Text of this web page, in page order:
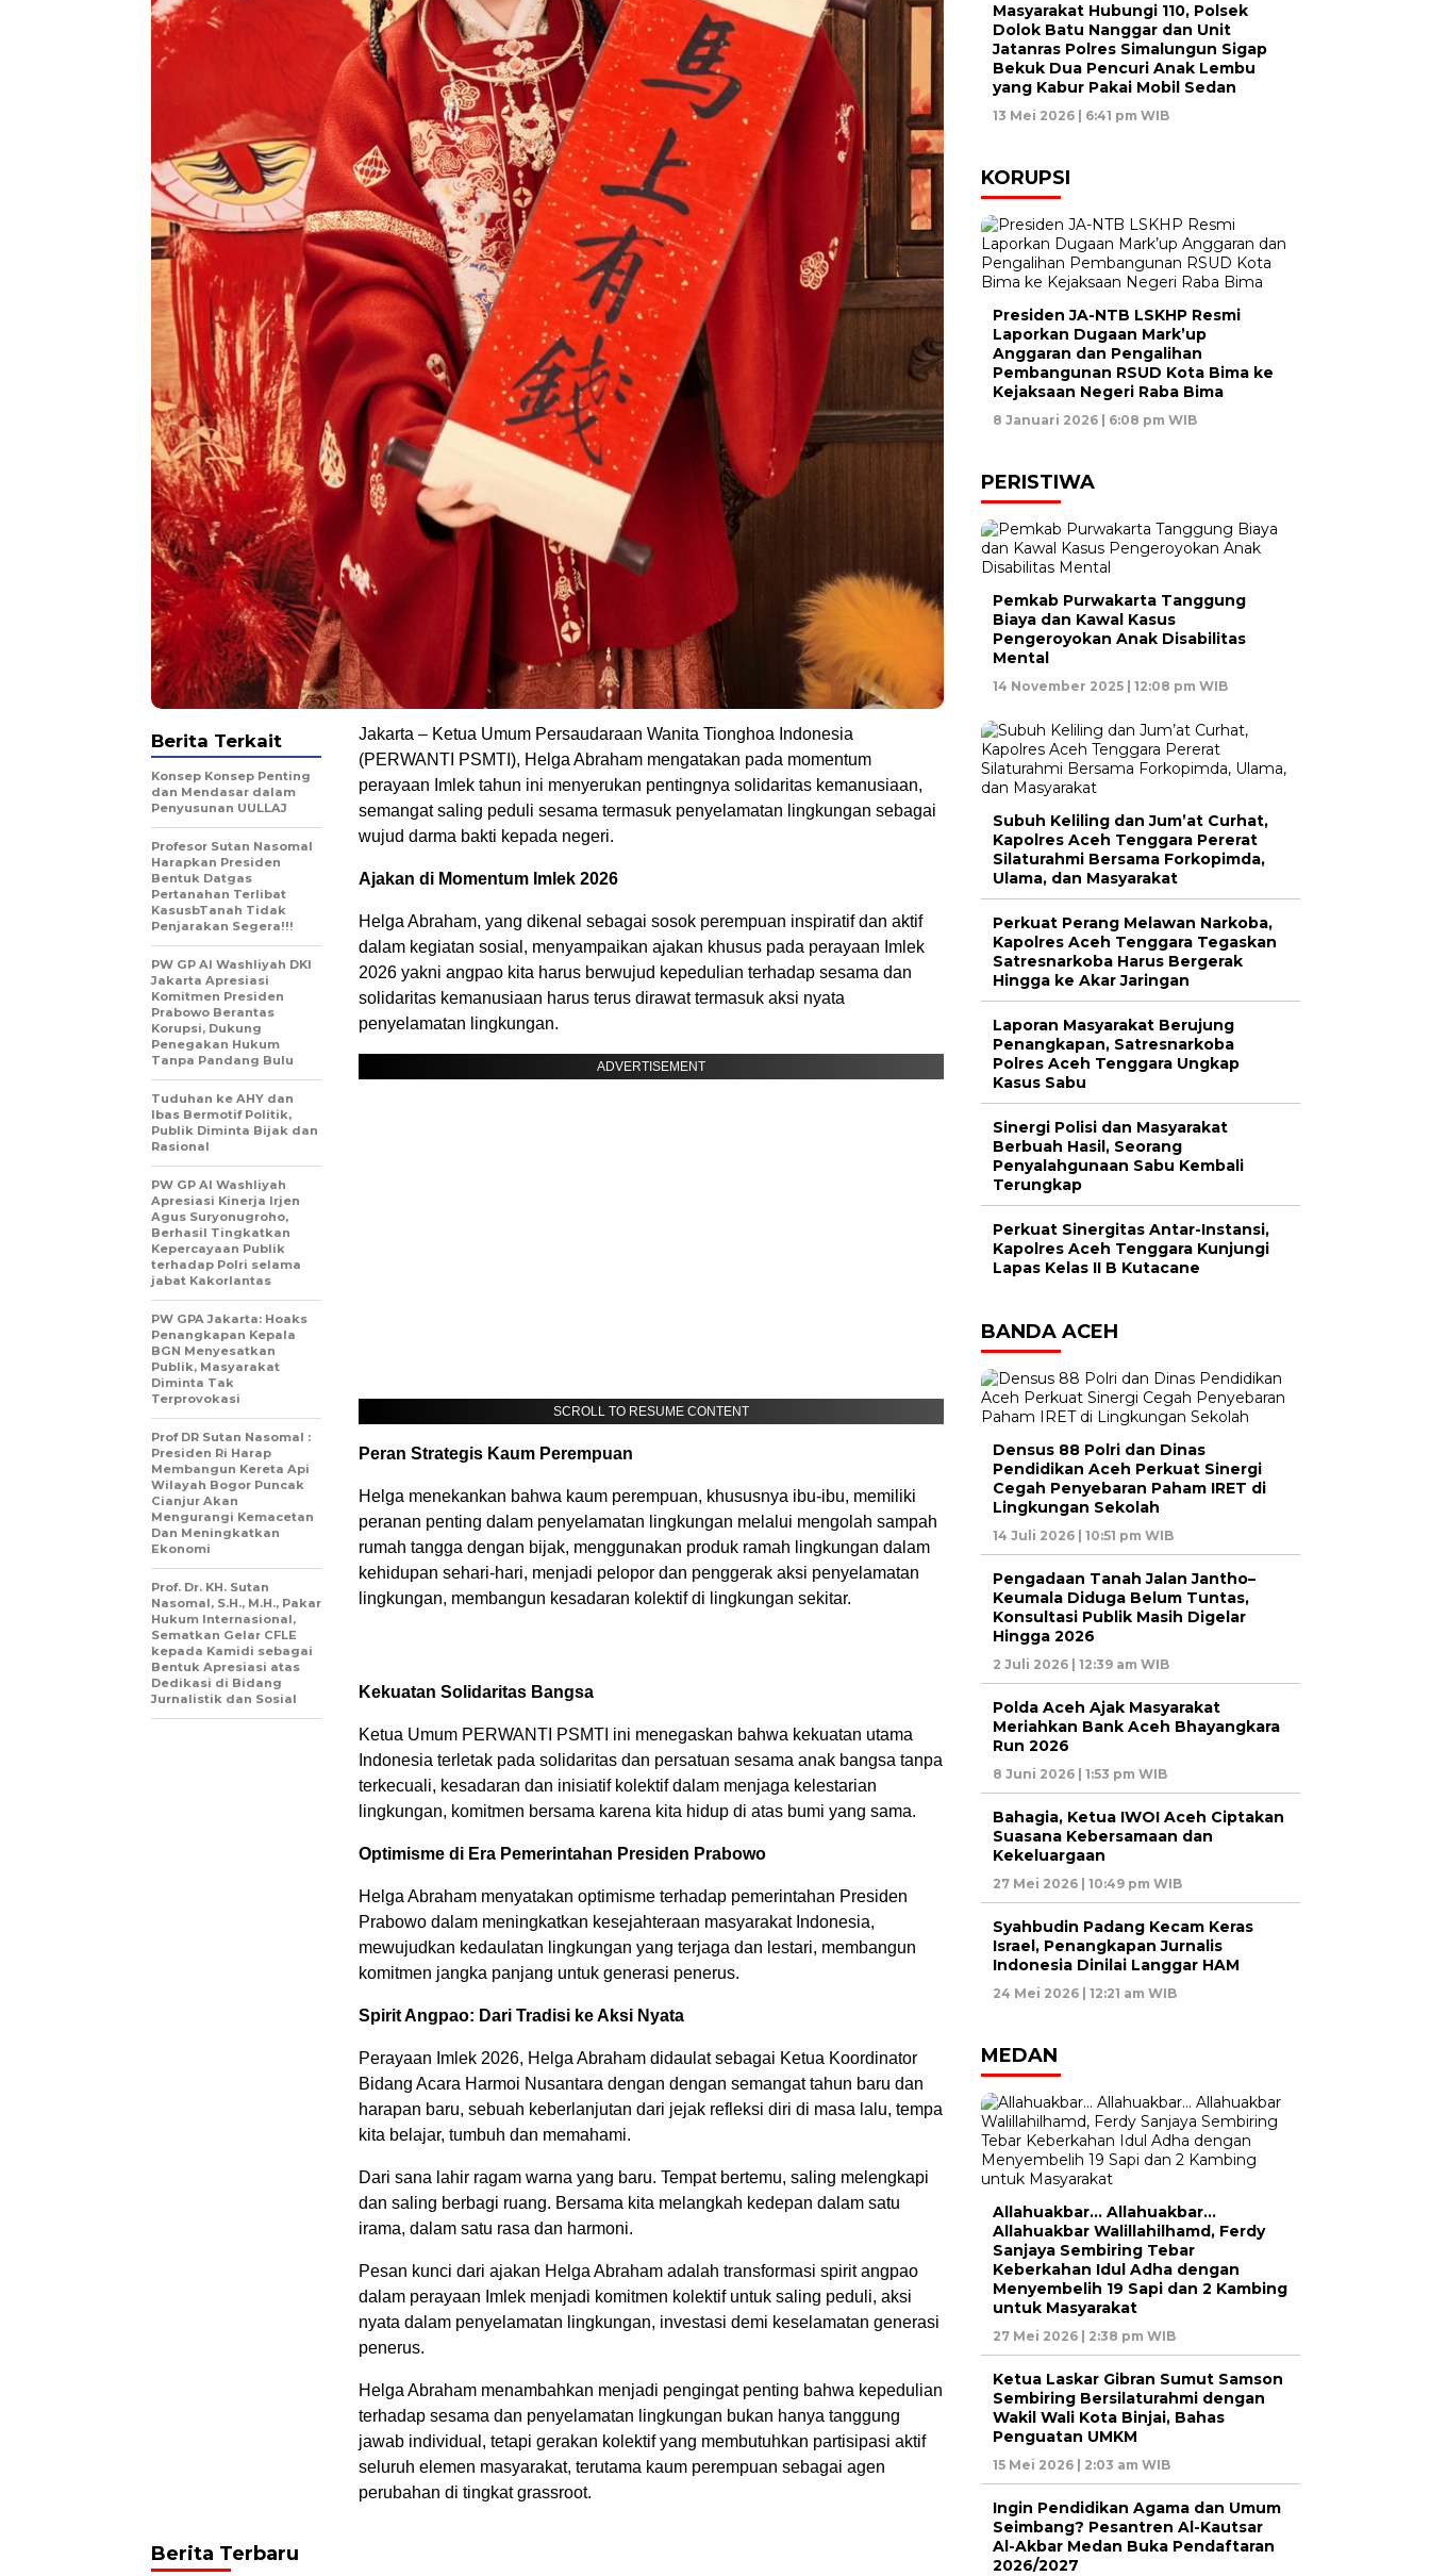
Jakarta – Ketua Umum Persaudaraan Wanita Tionghoa Indonesia
(PERWANTI PSMTI), Helga Abraham mengatakan pada momentum
perayaan Imlek tahun ini menyerukan pentingnya solidaritas kemanusiaan,
semangat saling peduli sesama termasuk penyelamatan lingkungan sebagai
wujud darma bakti kepada negeri.
Ajakan di Momentum Imlek 2026
Helga Abraham, yang dikenal sebagai sosok perempuan inspiratif dan aktif
dalam kegiatan sosial, menyampaikan ajakan khusus pada perayaan Imlek
2026 yakni angpao kita harus berwujud kepedulian terhadap sesama dan
solidaritas kemanusiaan harus terus dirawat termasuk aksi nyata
penyelamatan lingkungan.
ADVERTISEMENT
SCROLL TO RESUME CONTENT
Peran Strategis Kaum Perempuan
Helga menekankan bahwa kaum perempuan, khususnya ibu-ibu, memiliki
peranan penting dalam penyelamatan lingkungan melalui mengolah sampah
rumah tangga dengan bijak, menggunakan produk ramah lingkungan dalam
kehidupan sehari-hari, menjadi pelopor dan penggerak aksi penyelamatan
lingkungan, membangun kesadaran kolektif di lingkungan sekitar.
Kekuatan Solidaritas Bangsa
Ketua Umum PERWANTI PSMTI ini menegaskan bahwa kekuatan utama
Indonesia terletak pada solidaritas dan persatuan sesama anak bangsa tanpa
terkecuali, kesadaran dan inisiatif kolektif dalam menjaga kelestarian
lingkungan, komitmen bersama karena kita hidup di atas bumi yang sama.
Optimisme di Era Pemerintahan Presiden Prabowo
Helga Abraham menyatakan optimisme terhadap pemerintahan Presiden
Prabowo dalam meningkatkan kesejahteraan masyarakat Indonesia,
mewujudkan kedaulatan lingkungan yang terjaga dan lestari, membangun
komitmen jangka panjang untuk generasi penerus.
Spirit Angpao: Dari Tradisi ke Aksi Nyata
Perayaan Imlek 2026, Helga Abraham didaulat sebagai Ketua Koordinator
Bidang Acara Harmoi Nusantara dengan dengan semangat tahun baru dan
harapan baru, sebuah keberlanjutan dari jejak refleksi diri di masa lalu, tempa
kita belajar, tumbuh dan memahami.
Dari sana lahir ragam warna yang baru. Tempat bertemu, saling melengkapi
dan saling berbagi ruang. Bersama kita melangkah kedepan dalam satu
irama, dalam satu rasa dan harmoni.
Pesan kunci dari ajakan Helga Abraham adalah transformasi spirit angpao
dalam perayaan Imlek menjadi komitmen kolektif untuk saling peduli, aksi
nyata dalam penyelamatan lingkungan, investasi demi keselamatan generasi
penerus.
Helga Abraham menambahkan menjadi pengingat penting bahwa kepedulian
terhadap sesama dan penyelamatan lingkungan bukan hanya tanggung
jawab individual, tetapi gerakan kolektif yang membutuhkan partisipasi aktif
seluruh elemen masyarakat, terutama kaum perempuan sebagai agen
perubahan di tingkat grassroot.
Berita Terkait
Konsep Konsep Penting
dan Mendasar dalam
Penyusunan UULLAJ
Profesor Sutan Nasomal
Harapkan Presiden
Bentuk Datgas
Pertanahan Terlibat
KasusbTanah Tidak
Penjarakan Segera!!!
PW GP Al Washliyah DKI
Jakarta Apresiasi
Komitmen Presiden
Prabowo Berantas
Korupsi, Dukung
Penegakan Hukum
Tanpa Pandang Bulu
Tuduhan ke AHY dan
Ibas Bermotif Politik,
Publik Diminta Bijak dan
Rasional
PW GP Al Washliyah
Apresiasi Kinerja Irjen
Agus Suryonugroho,
Berhasil Tingkatkan
Kepercayaan Publik
terhadap Polri selama
jabat Kakorlantas
PW GPA Jakarta: Hoaks
Penangkapan Kepala
BGN Menyesatkan
Publik, Masyarakat
Diminta Tak
Terprovokasi
Prof DR Sutan Nasomal :
Presiden Ri Harap
Membangun Kereta Api
Wilayah Bogor Puncak
Cianjur Akan
Mengurangi Kemacetan
Dan Meningkatkan
Ekonomi
Prof. Dr. KH. Sutan
Nasomal, S.H., M.H., Pakar
Hukum Internasional,
Sematkan Gelar CFLE
kepada Kamidi sebagai
Bentuk Apresiasi atas
Dedikasi di Bidang
Jurnalistik dan Sosial
Berita Terbaru
Masyarakat Hubungi 110, Polsek
Dolok Batu Nanggar dan Unit
Jatanras Polres Simalungun Sigap
Bekuk Dua Pencuri Anak Lembu
yang Kabur Pakai Mobil Sedan
13 Mei 2026 | 6:41 pm WIB
KORUPSI
Presiden JA-NTB LSKHP Resmi
Laporkan Dugaan Mark’up
Anggaran dan Pengalihan
Pembangunan RSUD Kota Bima ke
Kejaksaan Negeri Raba Bima
8 Januari 2026 | 6:08 pm WIB
PERISTIWA
Pemkab Purwakarta Tanggung
Biaya dan Kawal Kasus
Pengeroyokan Anak Disabilitas
Mental
14 November 2025 | 12:08 pm WIB
Subuh Keliling dan Jum’at Curhat,
Kapolres Aceh Tenggara Pererat
Silaturahmi Bersama Forkopimda,
Ulama, dan Masyarakat
Perkuat Perang Melawan Narkoba,
Kapolres Aceh Tenggara Tegaskan
Satresnarkoba Harus Bergerak
Hingga ke Akar Jaringan
Laporan Masyarakat Berujung
Penangkapan, Satresnarkoba
Polres Aceh Tenggara Ungkap
Kasus Sabu
Sinergi Polisi dan Masyarakat
Berbuah Hasil, Seorang
Penyalahgunaan Sabu Kembali
Terungkap
Perkuat Sinergitas Antar-Instansi,
Kapolres Aceh Tenggara Kunjungi
Lapas Kelas II B Kutacane
BANDA ACEH
Densus 88 Polri dan Dinas
Pendidikan Aceh Perkuat Sinergi
Cegah Penyebaran Paham IRET di
Lingkungan Sekolah
14 Juli 2026 | 10:51 pm WIB
Pengadaan Tanah Jalan Jantho–
Keumala Diduga Belum Tuntas,
Konsultasi Publik Masih Digelar
Hingga 2026
2 Juli 2026 | 12:39 am WIB
Polda Aceh Ajak Masyarakat
Meriahkan Bank Aceh Bhayangkara
Run 2026
8 Juni 2026 | 1:53 pm WIB
Bahagia, Ketua IWOI Aceh Ciptakan
Suasana Kebersamaan dan
Kekeluargaan
27 Mei 2026 | 10:49 pm WIB
Syahbudin Padang Kecam Keras
Israel, Penangkapan Jurnalis
Indonesia Dinilai Langgar HAM
24 Mei 2026 | 12:21 am WIB
MEDAN
Allahuakbar… Allahuakbar…
Allahuakbar Walillahilhamd, Ferdy
Sanjaya Sembiring Tebar
Keberkahan Idul Adha dengan
Menyembelih 19 Sapi dan 2 Kambing
untuk Masyarakat
27 Mei 2026 | 2:38 pm WIB
Ketua Laskar Gibran Sumut Samson
Sembiring Bersilaturahmi dengan
Wakil Wali Kota Binjai, Bahas
Penguatan UMKM
15 Mei 2026 | 2:03 am WIB
Ingin Pendidikan Agama dan Umum
Seimbang? Pesantren Al-Kautsar
Al-Akbar Medan Buka Pendaftaran
2026/2027